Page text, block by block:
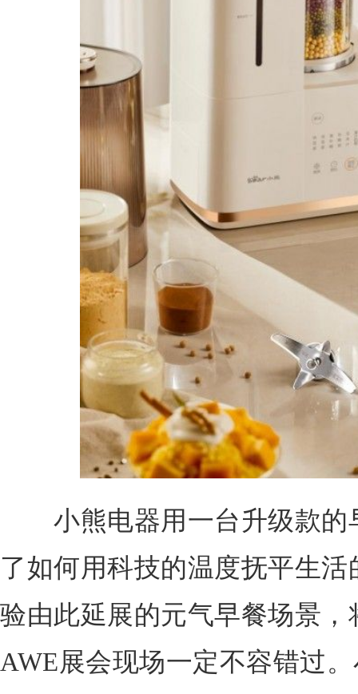
小熊电器用一台升级款的
了如何用科技的温度抚平生
验由此延展的元气早餐场景
AWE展会现场一定不容错过